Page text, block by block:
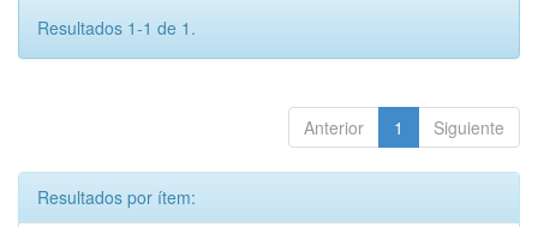
Resultados 1-1 de 1.
Anterior 1 Siguiente
Resultados por ítem: